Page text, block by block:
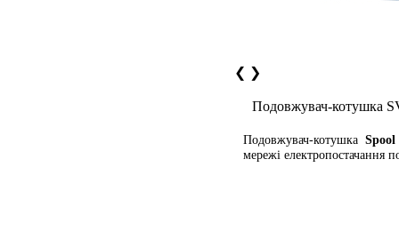
❮ ❯
Подовжувач-котушка
Подовжувач-котушка
мережі електропостачання